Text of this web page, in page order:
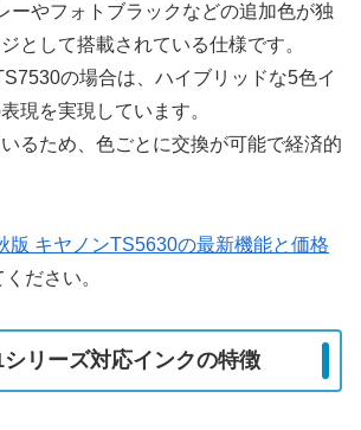
ーやフォトブラックなどの追加色が独
として搭載されている仕様です。
の場合は、ハイブリッドな5色イ
現を実現しています。
るため、色ごとに交換が可能で経済的
版 キヤノンTS5630の最新機能と価格
ださい。
リーズ対応インクの特徴